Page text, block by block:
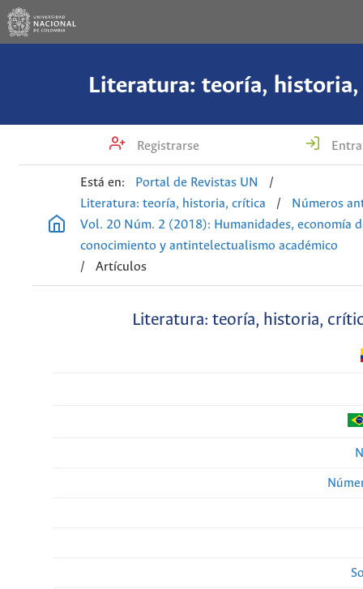
Literatura: teoría,
Registrarse
Está en: Portal de Revistas UN
/
Literatura: teoría, historia, crítica
/
Números
Vol. 20 Núm. 2 (2018): Humanidades, economía
conocimiento y antintelectualismo académico
/
Artículos
Literatura: teoría, historia,